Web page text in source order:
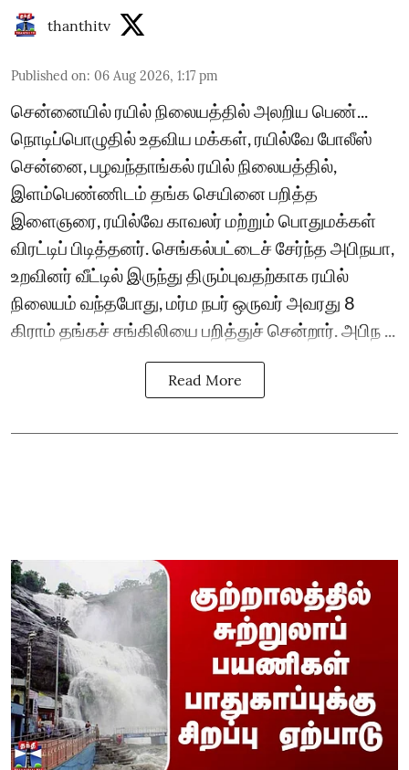
thanthitv
Published on: 06 Aug 2026, 1:17 pm
சென்னையில் ரயில் நிலையத்தில் அலறிய பெண்...
நொடிப்பொழுதில் உதவிய மக்கள், ரயில்வே போலீஸ்
சென்னை, பழவந்தாங்கல் ரயில் நிலையத்தில்,
இளம்பெண்ணிடம் தங்க செயினை பறித்த
இளைஞரை, ரயில்வே காவலர் மற்றும் பொதுமக்கள்
விரட்டிப் பிடித்தனர். செங்கல்பட்டைச் சேர்ந்த அபிநயா,
உறவினர் வீட்டில் இருந்து திரும்புவதற்காக ரயில்
நிலையம் வந்தபோது, மர்ம நபர் ஒருவர் அவரது 8
கிராம் தங்கச் சங்கிலியை பறித்துச் சென்றார். அபிந ...
Read More